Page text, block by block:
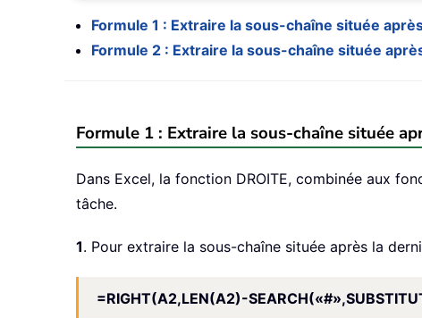
Formule 1 : Extraire la sous-chaîne située
Formule 2 : Extraire la sous-chaîne située
Formule 1 : Extraire la sous-chaîne située
Dans Excel, la fonction DROITE, combinée aux
tâche.
1. Pour extraire la sous-chaîne située après la
=RIGHT(A2,LEN(A2)-